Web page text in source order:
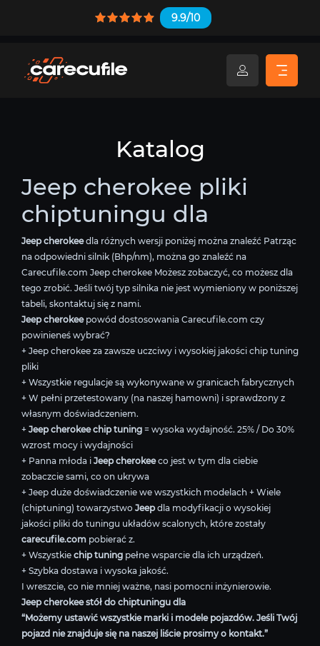
9.9/10
Katalog
Jeep cherokee pliki
chiptuningu dla
Jeep cherokeedla różnych wersji poniżej można znaleźć Patrząc
na odpowiedni silnik (Bhp/nm), można go znaleźć na
Carecufile.com Jeep cherokee Możesz zobaczyć, co możesz dla
tego zrobić. Jeśli twój typ silnika nie jest wymieniony w poniższej
tabeli, skontaktuj się z nami.
Jeep cherokeepowód dostosowania Carecufile.com czy
powinieneś wybrać?
+ Jeep cherokee za zawsze uczciwy i wysokiej jakości chip tuning
pliki
+ Wszystkie regulacje są wykonywane w granicach fabrycznych
+ W pełni przetestowany (na naszej hamowni) i sprawdzony z
własnym doświadczeniem.
+ Jeep cherokee chip tuning = wysoka wydajność. 25% / Do 30%
wzrost mocy i wydajności
+ Panna młoda i Jeep cherokeeco jest w tym dla ciebie
zobaczcie sami, co on ukrywa
+ Jeep duże doświadczenie we wszystkich modelach + Wiele
(chiptuning) towarzystwo Jeepdla modyfikacji o wysokiej
jakości pliki do tuningu układów scalonych, które zostały
carecufile.com pobierać z.
+ Wszystkie chip tuning pełne wsparcie dla ich urządzeń.
+ Szybka dostawa i wysoka jakość.
I wreszcie, co nie mniej ważne, nasi pomocni inżynierowie.
Jeep cherokee stół do chiptuningu dla
“Możemy ustawić wszystkie marki i modele pojazdów. Jeśli Twój
pojazd nie znajduje się na naszej liście prosimy o kontakt.”